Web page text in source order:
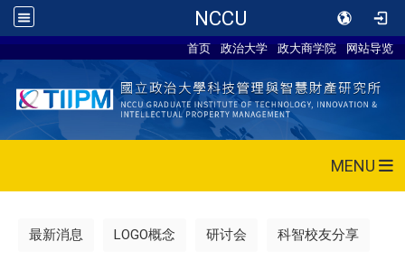
NCCU
首页 政治大学 政大商学院 网站导览
MENU
最新消息 LOGO概念 研讨会 科智校友分享